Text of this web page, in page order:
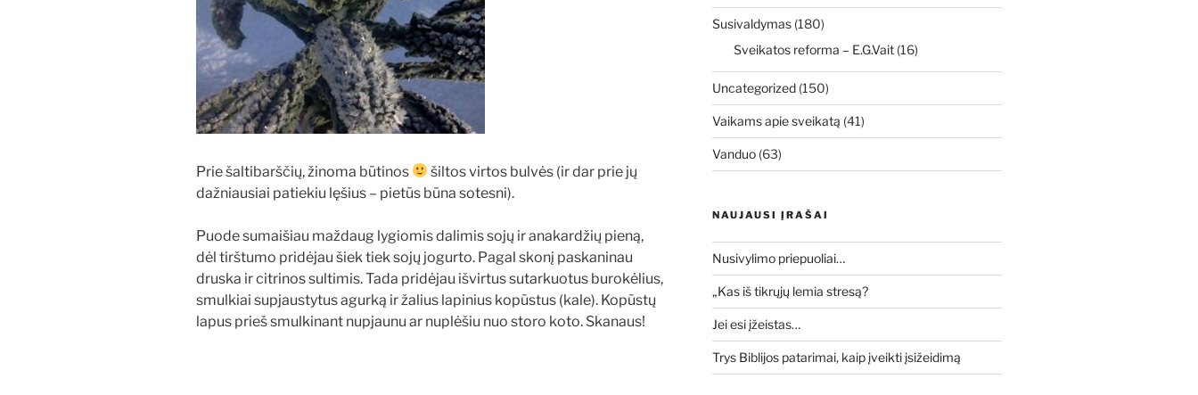
Prie šaltibarščių, žinoma būtinos
šiltos virtos bulvės (ir dar prie jų
dažniausiai patiekiu lęšius – pietūs būna sotesni).
Puode sumaišiau maždaug lygiomis dalimis sojų ir anakardžių pieną,
dėl tirštumo pridėjau šiek tiek sojų jogurto. Pagal skonį paskaninau
druska ir citrinos sultimis. Tada pridėjau išvirtus sutarkuotus burokėlius,
smulkiai supjaustytus agurką ir žalius lapinius kopūstus (kale). Kopūstų
lapus prieš smulkinant nupjaunu ar nuplėšiu nuo storo koto. Skanaus!
Susivaldymas(180)
Sveikatos reforma – E.G.Vait(16)
Uncategorized(150)
Vaikams apie sveikatą (41)
Vanduo(63)
NAUJAUSI ĮRAŠAI
Nusivylimo priepuoliai…
„Kas iš tikrųjų lemia stresą?
Jei esi įžeistas…
Trys Biblijos patarimai, kaip įveikti įsižeidimą